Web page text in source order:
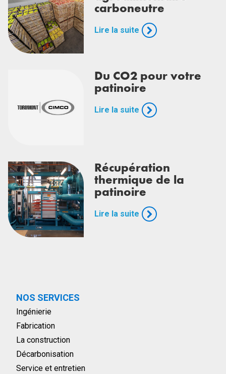
carboneutre
Lire la suite
Du CO2 pour votre
patinoire
Lire la suite
Récupération
thermique de la
patinoire
Lire la suite
NOS SERVICES
Ingénierie
Fabrication
La construction
Décarbonisation
Service et entretien